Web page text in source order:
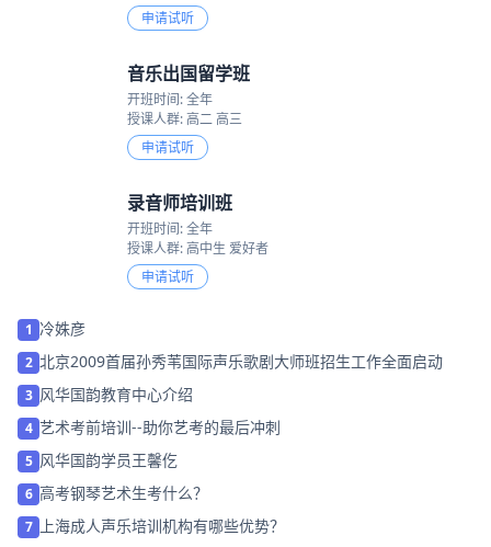
申请试听
音乐出国留学班
开班时间: 全年
授课人群: 高二 高三
申请试听
录音师培训班
开班时间: 全年
授课人群: 高中生 爱好者
申请试听
1 冷姝彦
2 北京2009首届孙秀苇国际声乐歌剧大师班招生工作全面启动
3 风华国韵教育中心介绍
4 艺术考前培训--助你艺考的最后冲刺
5 风华国韵学员王馨仡
6 高考钢琴艺术生考什么？
7 上海成人声乐培训机构有哪些优势？